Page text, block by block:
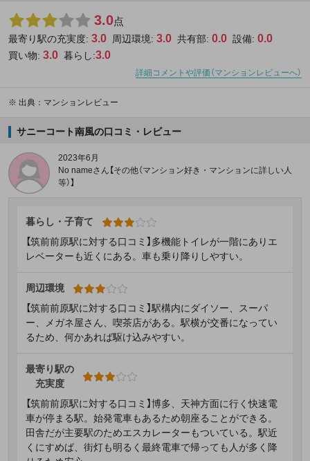
3.0点
最寄り駅の充実度: 3.0 周辺環境: 3.0 共有部: 0.0 設備: 0.0
買い物: 3.0 暮らし:3.0
詳細コメントや評価（マンションレビューへ）
※ 出典：マンションレビュー
サニーコート南風の口コミ・レビュー
2023年6月
No nameさん【その他（マンション好き・マンションに詳しい人
等）】
暮らし・子育て
【筑前前原駅に対する口コミ】多機能トイレが一階にありエ
レベーターも近くにある。車も乗り降りしやすい。
周辺環境
【筑前前原駅に対する口コミ】駅構内にダイソー、スーパ
ー、メガネ屋さん、喫茶店がある。駅横が交番になってい
るため、何かあれば駆け込みやすい。
最寄り駅の
充実度
【筑前前原駅に対する口コミ】博多、天神方面に行く快速電
車が停まる駅。始発電車もあるため朝座ることができる。
田舎だが主要駅のためエスカレーターもついている。駅近
くにすめば、街灯も明るく最終電車で帰っても人が多く降